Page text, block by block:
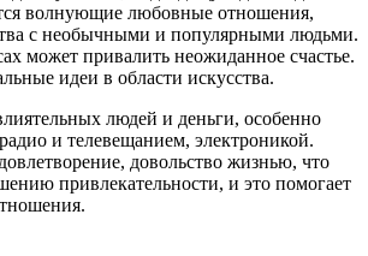
волнующие любовные отношения,
с необычными и популярными людьми.
может привалить неожиданное счастье.
идеи в области искусства.
людей и деньги, особенно
радио и телевещанием, электроникой.
довольство жизнью, что
привлекательности, и это помогает